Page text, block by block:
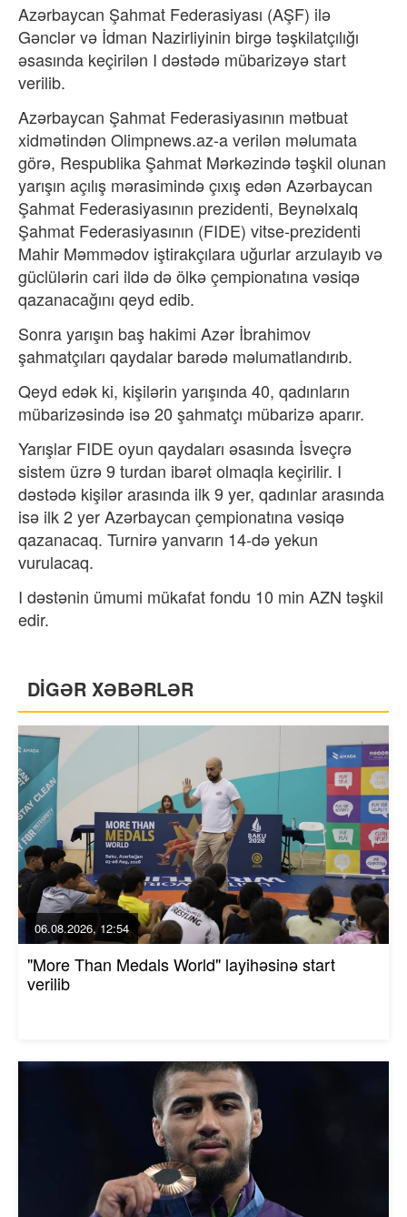
Azərbaycan Şahmat Federasiyası (AŞF) ilə
Gənclər və İdman Nazirliyinin birgə təşkilatçılığı
əsasında keçirilən I dəstədə mübarizəyə start
verilib.
Azərbaycan Şahmat Federasiyasının mətbuat
xidmətindən Olimpnews.az-a verilən məlumata
görə, Respublika Şahmat Mərkəzində təşkil olunan
yarışın açılış mərasimində çıxış edən Azərbaycan
Şahmat Federasiyasının prezidenti, Beynəlxalq
Şahmat Federasiyasının (FIDE) vitse-prezidenti
Mahir Məmmədov iştirakçılara uğurlar arzulayıb və
güclülərin cari ildə də ölkə çempionatına vəsiqə
qazanacağını qeyd edib.
Sonra yarışın baş hakimi Azər İbrahimov
şahmatçıları qaydalar barədə məlumatlandırıb.
Qeyd edək ki, kişilərin yarışında 40, qadınların
mübarizəsində isə 20 şahmatçı mübarizə aparır.
Yarışlar FIDE oyun qaydaları əsasında İsveçrə
sistem üzrə 9 turdan ibarət olmaqla keçirilir. I
dəstədə kişilər arasında ilk 9 yer, qadınlar arasında
isə ilk 2 yer Azərbaycan çempionatına vəsiqə
qazanacaq. Turnirə yanvarın 14-də yekun
vurulacaq.
I dəstənin ümumi mükafat fondu 10 min AZN təşkil
edir.
DİGƏR XƏBƏRLƏR
06.08.2026, 12:54
"More Than Medals World" layihəsinə start
verilib